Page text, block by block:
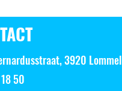
3920 Lommel
50